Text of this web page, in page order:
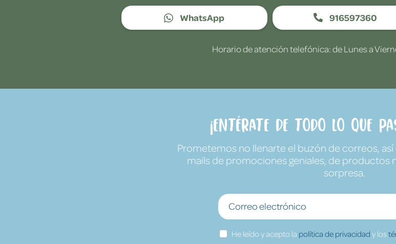
WhatsApp 916597360
Horario de atención telefónica: de Lunes a
¡Entérate de todo lo que
Prometemos no llenarte el buzón de correos,
mails de promociones geniales, de productos
sorpresa.
He leído y acepto la política de privacidad y los